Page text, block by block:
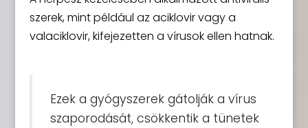
szerek, mint például az aciklovir vagy a
valaciklovir, kifejezetten a vírusok ellen hatnak.
Ezek a gyógyszerek gátolják a vírus
szaporodását, csökkentik a tünetek